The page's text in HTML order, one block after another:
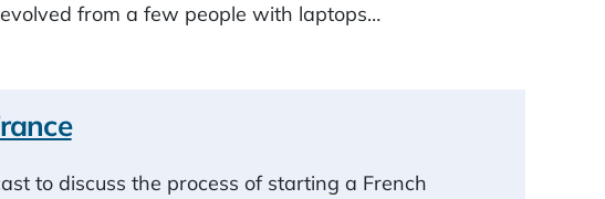
from a few people with laptops…
to discuss the process of starting a French